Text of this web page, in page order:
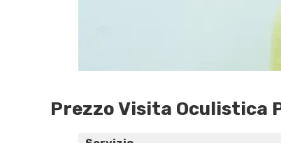
Prezzo Visita Oculistica